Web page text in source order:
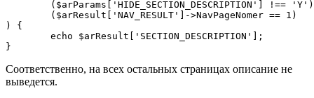
) {
Соответственно, на всех остальных страницах описание не
выведется.